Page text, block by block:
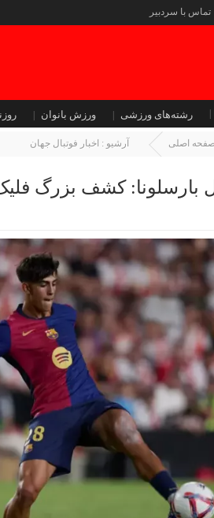
تماس با سردبیر
رشته‌های ورزشی ورزش بانوان
اصلی آرشیو : اخبار فوتبال جهان
بارسلونا: کشف بزرگ